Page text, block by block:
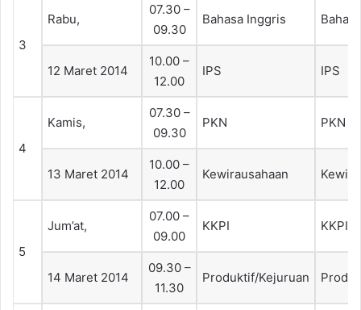
3
Rabu,
07.30 –
09.30
Bahasa Inggris
12 Maret 2014
10.00 –
12.00
IPS IPS
4
Kamis,
07.30 –
09.30
PKN PKN
13 Maret 2014
10.00 –
12.00
Kewirausahaan
5
Jum’at,
07.00 –
09.00
KKPI KKPI
14 Maret 2014
09.30 –
11.30
Produktif/Kejuruan